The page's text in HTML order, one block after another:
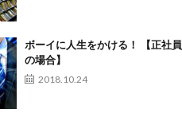
ボーイに人生をかける！ 【正社員
の場合】
2018.10.24